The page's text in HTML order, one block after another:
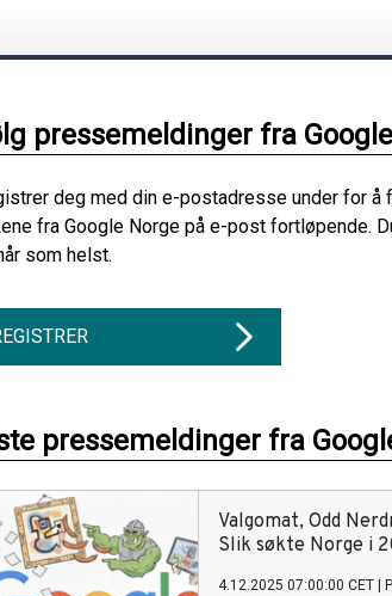
pressemeldinger fra
deg med din e-postadresse under for å
fra Google Norge på e-post fortløpende.
som helst.
pressemeldinger fra
Valgomat, Odd
Slik søkte Norge i
4.12.2025 07:00:00 CET